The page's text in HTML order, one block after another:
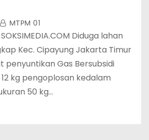
MTPM 01
Diduga lahan
Kec. Cipayung Jakarta Timur
penyuntikan Gas Bersubsidi
kg pengoplosan kedalam
50 kg…